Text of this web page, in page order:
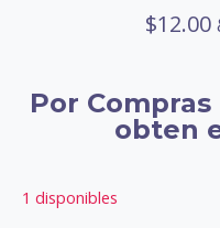
$12.00
Por
obten
1 disponibles